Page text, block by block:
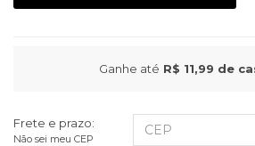
Ganhe até R$ 11,99 de
Frete e prazo:
Não sei meu CEP